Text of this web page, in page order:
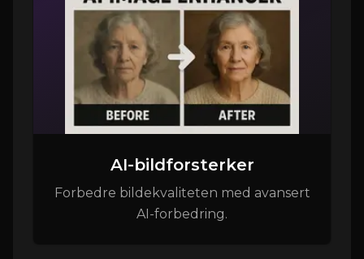
AI-bildforsterker
Forbedre bildekvaliteten med avansert
AI-forbedring.